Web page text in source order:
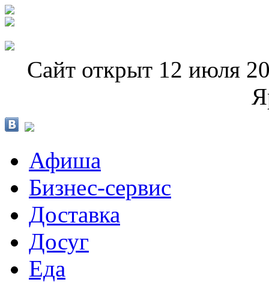
Сайт открыт 12 июля
Афиша
Бизнес-сервис
Доставка
Досуг
Еда